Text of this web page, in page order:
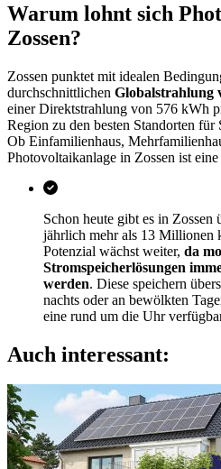
Warum lohnt sich
Zossen?
Zossen punktet mit idealen
durchschnittlichen Globalstrahlung
einer Direktstrahlung von 576 kWh
Region zu den besten Standorten
Ob Einfamilienhaus,
Photovoltaikanlage in Zossen ist
Schon heute gibt es in Zossen
jährlich mehr als 13 Millionen
Potenzial wächst weiter, da
Stromspeicherlösungen
werden. Diese speichern
nachts oder an bewölkten
eine rund um die Uhr
Auch interessant: